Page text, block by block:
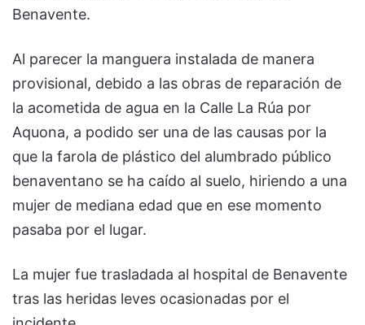
Benavente.
Al parecer la manguera instalada de manera
provisional, debido a las obras de reparación de
la acometida de agua en la Calle La Rúa por
Aquona, a podido ser una de las causas por la
que la farola de plástico del alumbrado público
benaventano se ha caído al suelo, hiriendo a una
mujer de mediana edad que en ese momento
pasaba por el lugar.
La mujer fue trasladada al hospital de Benavente
tras las heridas leves ocasionadas por el